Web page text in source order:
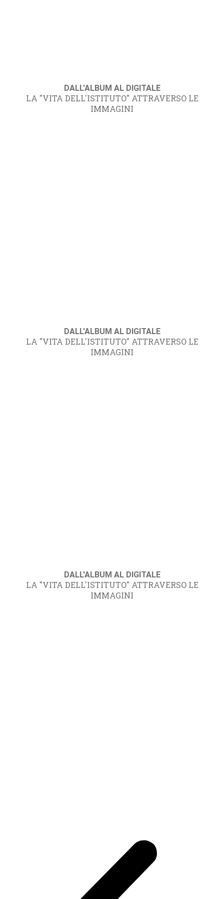
DALL'ALBUM AL DIGITALE
LA "VITA DELL'ISTITUTO" ATTRAVERSO LE
IMMAGINI
DALL'ALBUM AL DIGITALE
LA "VITA DELL'ISTITUTO" ATTRAVERSO LE
IMMAGINI
DALL'ALBUM AL DIGITALE
LA "VITA DELL'ISTITUTO" ATTRAVERSO LE
IMMAGINI